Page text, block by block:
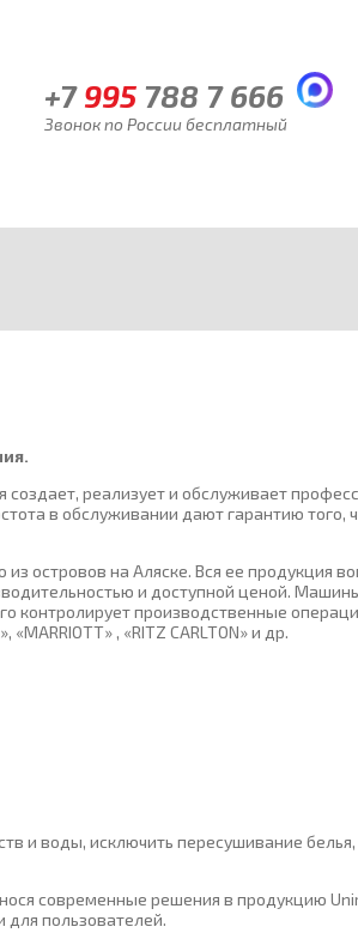
+7995 788 7 666
Звонок по России бесплатный
реализует и обслуживает
в обслуживании дают гарантию того,
островов на Аляске. Вся ее продукция
и доступной ценой.
контролирует производственные
, «RITZ CARLTON» и др.
и воды, исключить пересушивание белья,
современные решения в продукцию
пользователей.